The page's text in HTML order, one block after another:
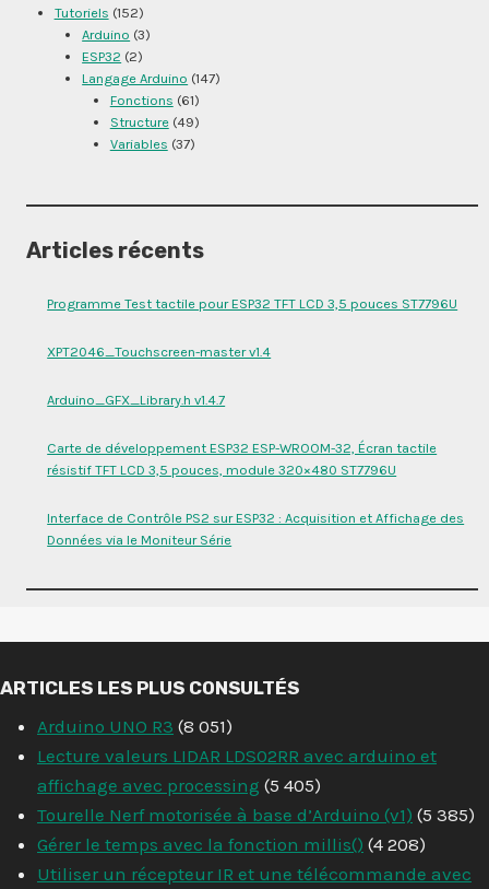
Tutoriels (152)
Arduino (3)
ESP32 (2)
Langage Arduino (147)
Fonctions (61)
Structure(49)
Variables (37)
Articles récents
Programme Test tactile pour ESP32 TFT LCD 3,5 pouces ST7796U
XPT2046_Touchscreen-master v1.4
Arduino_GFX_Library.h v1.4.7
Carte de développement ESP32 ESP-WROOM-32, Écran tactile
résistif TFT LCD 3,5 pouces, module 320×480 ST7796U
Interface de Contrôle PS2 sur ESP32 : Acquisition et Affichage des
Données via le Moniteur Série
ARTICLES LES PLUS CONSULTÉS
Arduino UNO R3 (8 051)
Lecture valeurs LIDAR LDS02RR avec arduino et
affichage avec processing (5 405)
Tourelle Nerf motorisée à base d’Arduino (v1) (5 385)
Gérer le temps avec la fonction millis() (4 208)
Utiliser un récepteur IR et une télécommande avec